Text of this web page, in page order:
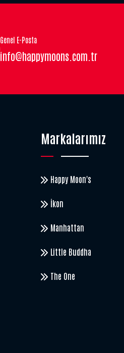
Genel E-Posta
info@happymoons.com.tr
Markalarımız
Happy Moon's
İkon
Manhattan
Little Buddha
The One